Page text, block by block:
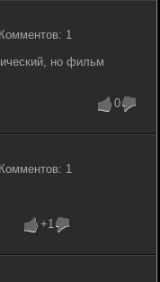
1
но фильм
0
1
+1